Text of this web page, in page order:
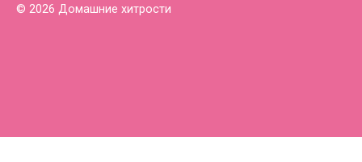
© 2026 Домашние хитрости